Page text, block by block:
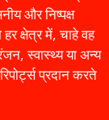
और निष्पक्ष
क्षेत्र में, चाहे वह
स्वास्थ्य या अन्य
प्रदान करते